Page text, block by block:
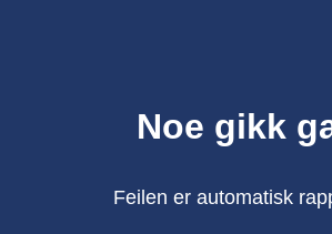
Noe gikk
Feilen er automatisk